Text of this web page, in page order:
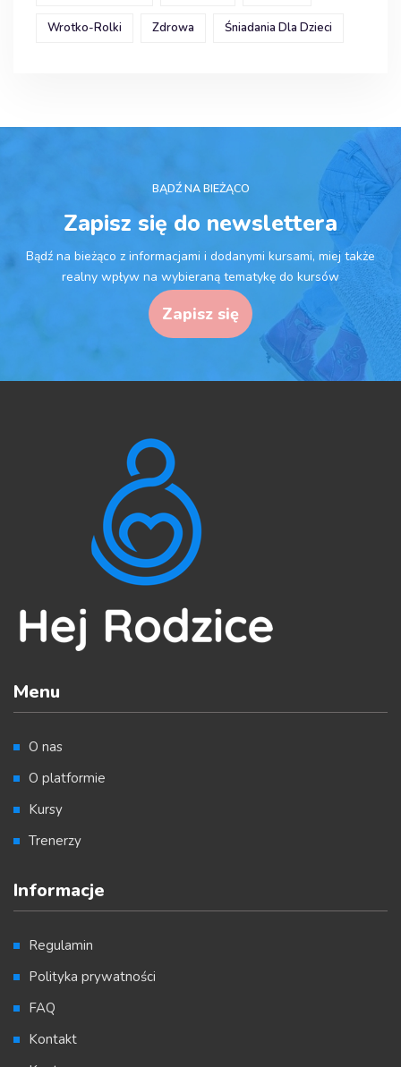
Wrotko-Rolki Zdrowa Śniadania Dla Dzieci
BĄDŹ NA BIEŻĄCO
Zapisz się do newslettera
Bądź na bieżąco z informacjami i dodanymi kursami, miej także
realny wpływ na wybieraną tematykę do kursów
Zapisz się
Menu
O nas
O platformie
Kursy
Trenerzy
Informacje
Regulamin
Polityka prywatności
FAQ
Kontakt